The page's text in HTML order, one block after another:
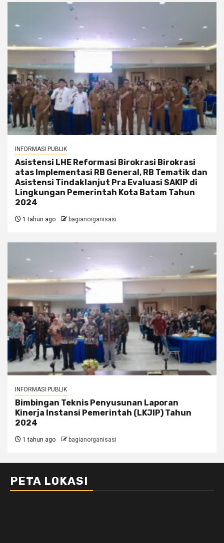
INFORMASI PUBLIK
Asistensi LHE Reformasi Birokrasi Birokrasi
atas Implementasi RB General, RB Tematik dan
Asistensi Tindaklanjut Pra Evaluasi SAKIP di
Lingkungan Pemerintah Kota Batam Tahun
2024
1 tahun ago bagianorganisasi
INFORMASI PUBLIK
Bimbingan Teknis Penyusunan Laporan
Kinerja Instansi Pemerintah (LKJIP) Tahun
2024
1 tahun ago bagianorganisasi
PETA LOKASI